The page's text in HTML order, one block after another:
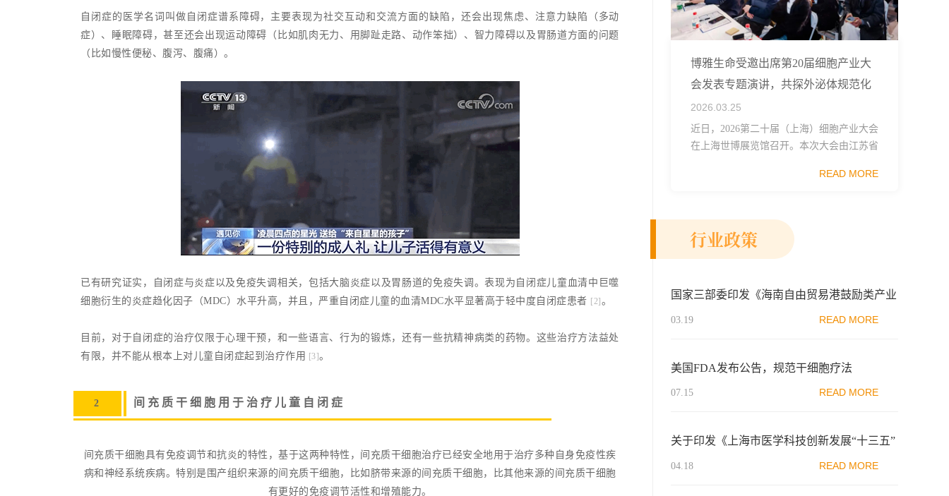
自闭症的医学名词叫做自闭症谱系障碍，主要表现为社交互动和交流方面的缺陷，还会出现焦虑、注意力缺陷（多动
症）、睡眠障碍，甚至还会出现运动障碍（比如肌肉无力、用脚趾走路、动作笨拙）、智力障碍以及胃肠道方面的问题
（比如慢性便秘、腹泻、腹痛）。
已有研究证实，自闭症与炎症以及免疫失调相关，包括大脑炎症以及胃肠道的免疫失调。表现为自闭症儿童血清中巨噬
细胞衍生的炎症趋化因子（MDC）水平升高，并且，严重自闭症儿童的血清MDC水平显著高于轻中度自闭症患者 [2] 。
目前，对于自闭症的治疗仅限于心理干预，和一些语言、行为的锻炼，还有一些抗精神病类的药物。这些治疗方法益处
有限，并不能从根本上对儿童自闭症起到治疗作用 [3]。
2 间充质干细胞用于治疗儿童自闭症
间充质干细胞具有免疫调节和抗炎的特性，基于这两种特性，间充质干细胞治疗已经安全地用于治疗多种自身免疫性疾
病和神经系统疾病。特别是围产组织来源的间充质干细胞，比如脐带来源的间充质干细胞，比其他来源的间充质干细胞
有更好的免疫调节活性和增殖能力。
博雅生命受邀出席第20届细胞产业大
会发表专题演讲，共探外泌体规范化
发展
2026.03.25
近日，2026第二十届（上海）细胞产业大会
在上海世博展览馆召开。本次大会由江苏省
促进会细胞医药分会、武汉东湖国家自主创
READ MORE
行业政策
国家三部委印发《海南自由贸易港鼓励类产业
目录(2024年本)》，首次纳入再生医学服务
03.19 READ MORE
美国FDA发布公告，规范干细胞疗法
07.15 READ MORE
关于印发《上海市医学科技创新发展“十三五”
规划》的通知
04.18 READ MORE